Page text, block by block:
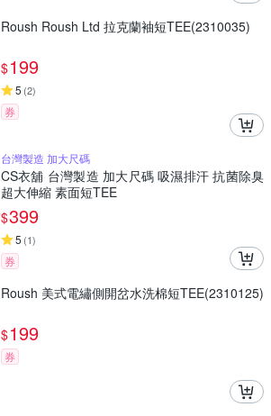
Roush Roush Ltd 拉克蘭袖短TEE(2310035)
$199
5 (2)
券
台灣製造 加大尺碼
CS衣舖 台灣製造 加大尺碼 吸濕排汗 抗菌除臭
超大伸縮 素面短TEE
$399
5 (1)
券
Roush 美式電繡側開岔水洗棉短TEE(2310125)
$199
券